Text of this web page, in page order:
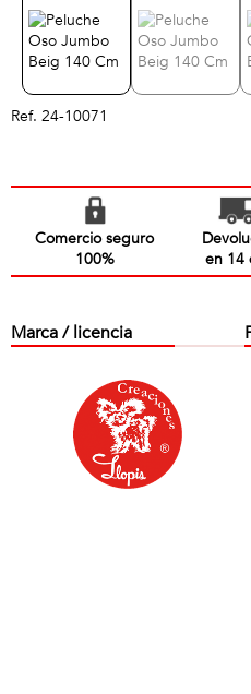
Ref. 24-10071
Comercio seguro
100%
en 14
Marca / licencia